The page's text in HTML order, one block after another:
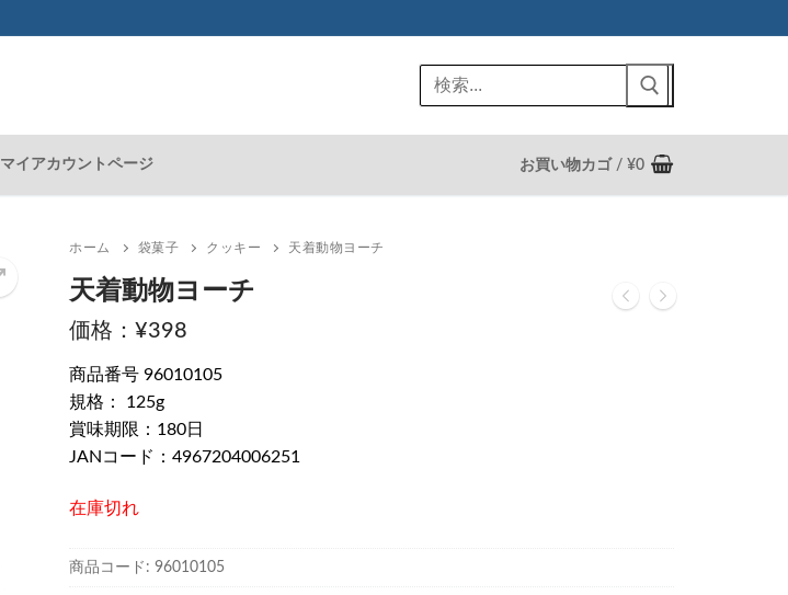
検
索:
マイアカウントページ お買い物カゴ / ¥0
ホーム 袋菓子 クッキー 天着動物ヨーチ
天着動物ヨーチ
¥398
商品番号 96010105
規格： 125g
賞味期限：180日
JANコード：4967204006251
在庫切れ
商品コード: 96010105